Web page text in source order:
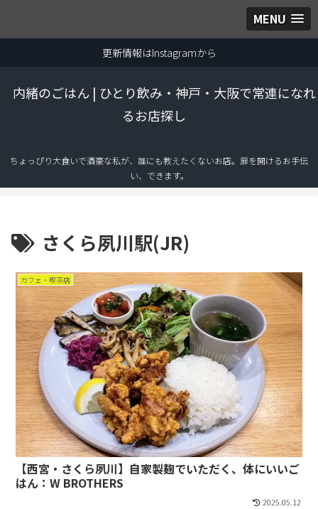
MENU
内緒のごはん | ひとり飲み・神戸・大阪で常連になれ
るお店探し
ちょっぴり大食いで酒豪な私が、誰にも教えたくないお店。扉を開けるお手伝
い、できます。
更新情報はInstagramから
さくら夙川駅(JR)
カフェ・喫茶店
【西宮・さくら夙川】自家製麹でいただく、体にいいご
はん：W BROTHERS
2025.05.12